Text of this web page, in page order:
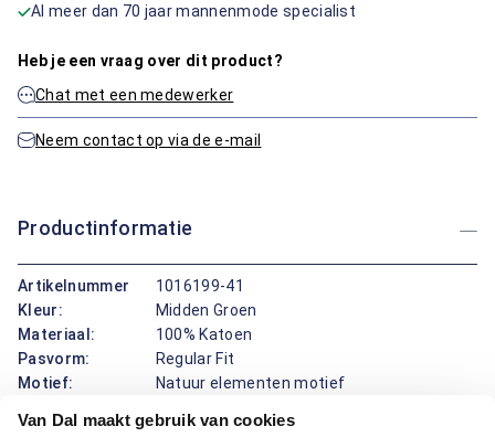
Van Dal maakt gebruik van cookies
Al meer dan 70 jaar mannenmode specialist
Heb je een vraag over dit product?
Chat met een medewerker
Neem contact op via de e-mail
Productinformatie
Artikelnummer
1016199-41
Kleur:
Midden Groen
Materiaal:
100% Katoen
Pasvorm:
Regular Fit
Motief:
Natuur elementen motief